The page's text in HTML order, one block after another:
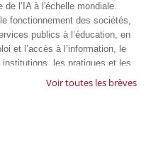
l’IA à l'échelle mondiale.
fonctionnement des sociétés,
publics à l’éducation, en
et l’accès à l’information, le
les pratiques et les
favorisent un déploiement
Voir toutes les brèves